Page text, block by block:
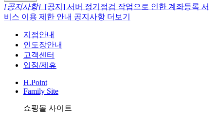
[공지사항] [공지] 서버 정기점검 작업으로 인한 계좌등록 서
비스 이용 제한 안내 공지사항 더보기
지점안내
인도장안내
고객센터
입점/제휴
H.Point
Family Site
쇼핑몰 사이트